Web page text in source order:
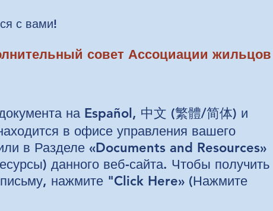
с вами!
совет Ассоциации
на Español, 中文 (繁體/简体) и
в офисе управления вашего
в Разделе «Documents and Resources»
данного веб-сайта. Чтобы получить
письму, нажмите "Click Here» (Нажмите